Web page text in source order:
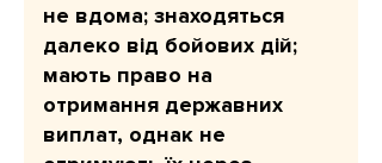
не вдома; знаходяться
далеко від бойових дій;
мають право на
отримання державних
виплат, однак не